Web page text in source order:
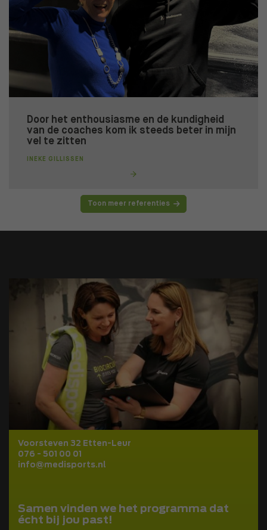
Door het enthousiasme en de kundigheid
van de coaches kom ik steeds beter in mijn
vel te zitten
INEKE GILLISSEN
Toon meer referenties
Voorsteven 32 Etten-Leur
076 - 501 00 01
info@medisports.nl
Samen vinden we het programma dat
écht bij jou past!